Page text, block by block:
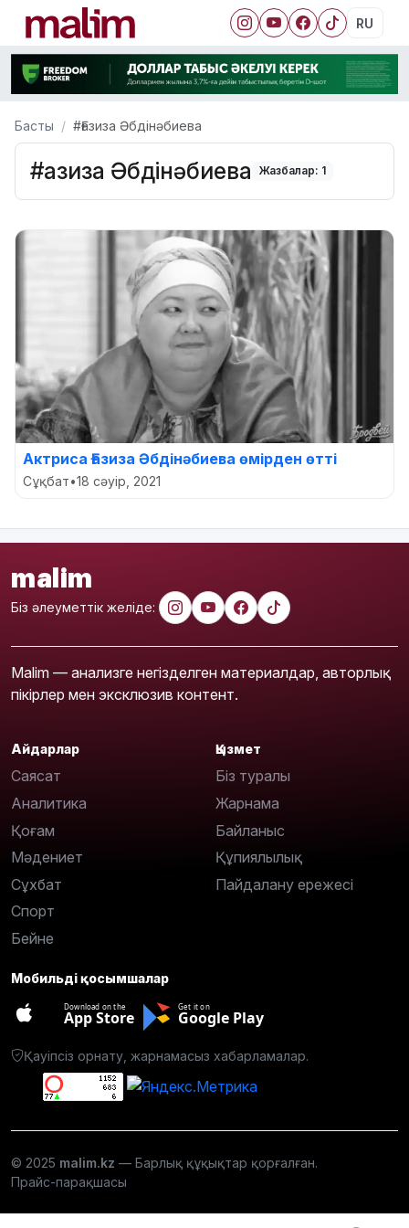
RU
Басты #Ғазиза Әбдінәбиева
#Ғазиза Әбдінәбиева Жазбалар: 1
Актриса Ғазиза Әбдінәбиева өмірден өтті
Сұқбат•18 сәуір, 2021
malim
Біз әлеуметтік желіде:
Malim — анализге негізделген материалдар, авторлық
пікірлер мен эксклюзив контент.
Айдарлар
Саясат
Аналитика
Қоғам
Мәдениет
Сұхбат
Спорт
Бейне
Қызмет
Біз туралы
Жарнама
Байланыс
Құпиялылық
Пайдалану ережесі
Мобильді қосымшалар
Download on the
App Store
Get it on
Google Play
Қауіпсіз орнату, жарнамасыз хабарламалар.
© 2025 malim.kz — Барлық құқықтар қорғалған.
Прайс-парақшасы